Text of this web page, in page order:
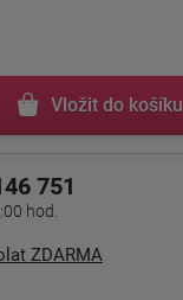
Vložit do košíku
751
hod.
ZDARMA